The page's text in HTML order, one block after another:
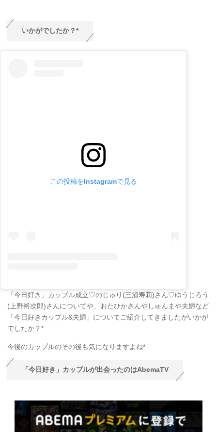
いかがでしたか？*
この投稿をInstagramで見る
「今日好き」カップル成立♡のじゅり(三浦寿莉)さん♡ゆうじろう
(上野裕次郎)さんについてや、おたひかさんやしゅんまや夫婦など
「今日好きカップル&夫婦」についてご紹介してきましたがいかが
でしたか？*
今後のカップルのその後も気になりますよね*
「今日好き」カップルが出会ったのはAbemaTV